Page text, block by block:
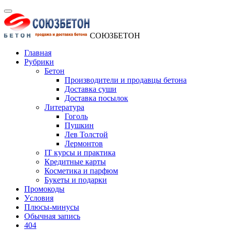
СОЮЗБЕТОН
Главная
Рубрики
Бетон
Производители и продавцы бетона
Доставка суши
Доставка посылок
Литература
Гоголь
Пушкин
Лев Толстой
Лермонтов
IT курсы и практика
Кредитные карты
Косметика и парфюм
Букеты и подарки
Промокоды
Уcловия
Плюсы-минусы
Обычная запись
404